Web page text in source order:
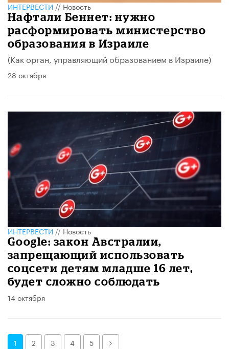
ИНТЕРВЕСТИ//Новость
Нафтали Беннет: нужно
расформировать министерство
образования в Израиле
(Как орган, управляющий образованием в Израиле)
28 октября
ИНТЕРВЕСТИ//Новость
Google: закон Австралии,
запрещающий использовать
соцсети детям младше 16 лет,
будет сложно соблюдать
14 октября
1 2 3 4 5 Далее